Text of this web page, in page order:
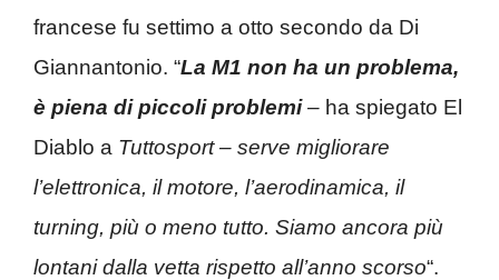
francese fu settimo a otto secondo da Di
Giannantonio. “La M1 non ha un problema,
è piena di piccoli problemi– ha spiegato El
Diablo a Tuttosport – serve migliorare
l’elettronica, il motore, l’aerodinamica, il
turning, più o meno tutto. Siamo ancora più
lontani dalla vetta rispetto all’anno scorso“.